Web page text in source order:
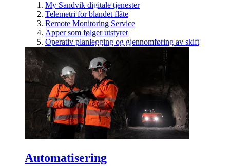
My Sandvik digitale tjenester
Telemetri for blandet flåte
Remote Monitoring Service
Apper som følger utstyret
Operativ planlegging og gjennomføring av skift
Automatisering